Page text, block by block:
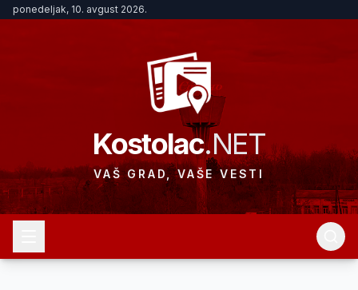
ponedeljak, 10. avgust 2026.
Kostolac.NET
VAŠ GRAD, VAŠE VESTI